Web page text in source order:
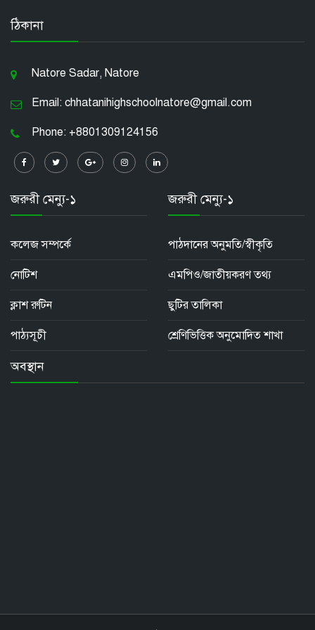
ঠিকানা
Natore Sadar, Natore
Email: chhatanihighschoolnatore@gmail.com
Phone: +8801309124156
জরুরী মেন্যু-১
কলেজ সম্পর্কে
নোটিশ
ক্লাশ রুটিন
পাঠ্যসূচী
জরুরী মেন্যু-১
পাঠদানের অনুমতি/স্বীকৃতি
এমপিও/জাতীয়করণ তথ্য
ছুটির তালিকা
শ্রেণিভিত্তিক অনুমোদিত শাখা
অবস্থান